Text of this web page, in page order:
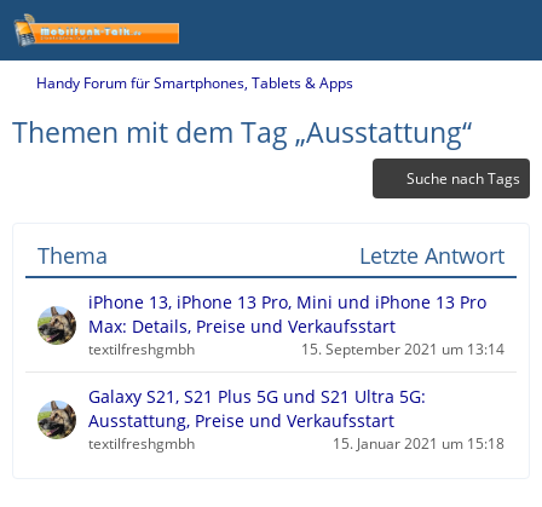
Handy Forum für Smartphones, Tablets & Apps
Themen mit dem Tag „Ausstattung“
Suche nach Tags
Thema Letzte Antwort
iPhone 13, iPhone 13 Pro, Mini und iPhone 13 Pro
Max: Details, Preise und Verkaufsstart
textilfreshgmbh 15. September 2021 um 13:14
Galaxy S21, S21 Plus 5G und S21 Ultra 5G:
Ausstattung, Preise und Verkaufsstart
textilfreshgmbh 15. Januar 2021 um 15:18